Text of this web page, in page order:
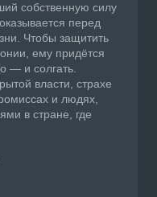
собственную силу
перед
Чтобы защитить
ему придётся
— и солгать.
власти, страхе
и людях,
в стране, где